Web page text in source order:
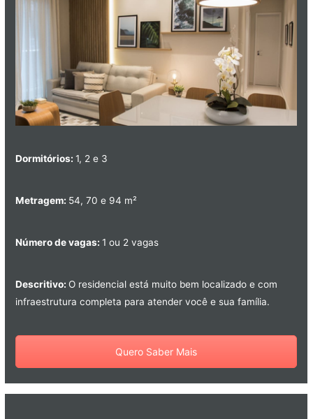
Dormitórios: 1, 2 e 3
Metragem: 54, 70 e 94 m²
Número de vagas: 1 ou 2 vagas
Descritivo: O residencial está muito bem localizado e com
infraestrutura completa para atender você e sua família.
Quero Saber Mais